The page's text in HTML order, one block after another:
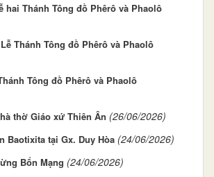
hai Thánh Tông đồ Phêrô và Phaolô
Thánh Tông đồ Phêrô và Phaolô
Tông đồ Phêrô và Phaolô
thờ Giáo xứ Thiên Ân (26/06/2026)
Baotixita tại Gx. Duy Hòa (24/06/2026)
Bổn Mạng (24/06/2026)